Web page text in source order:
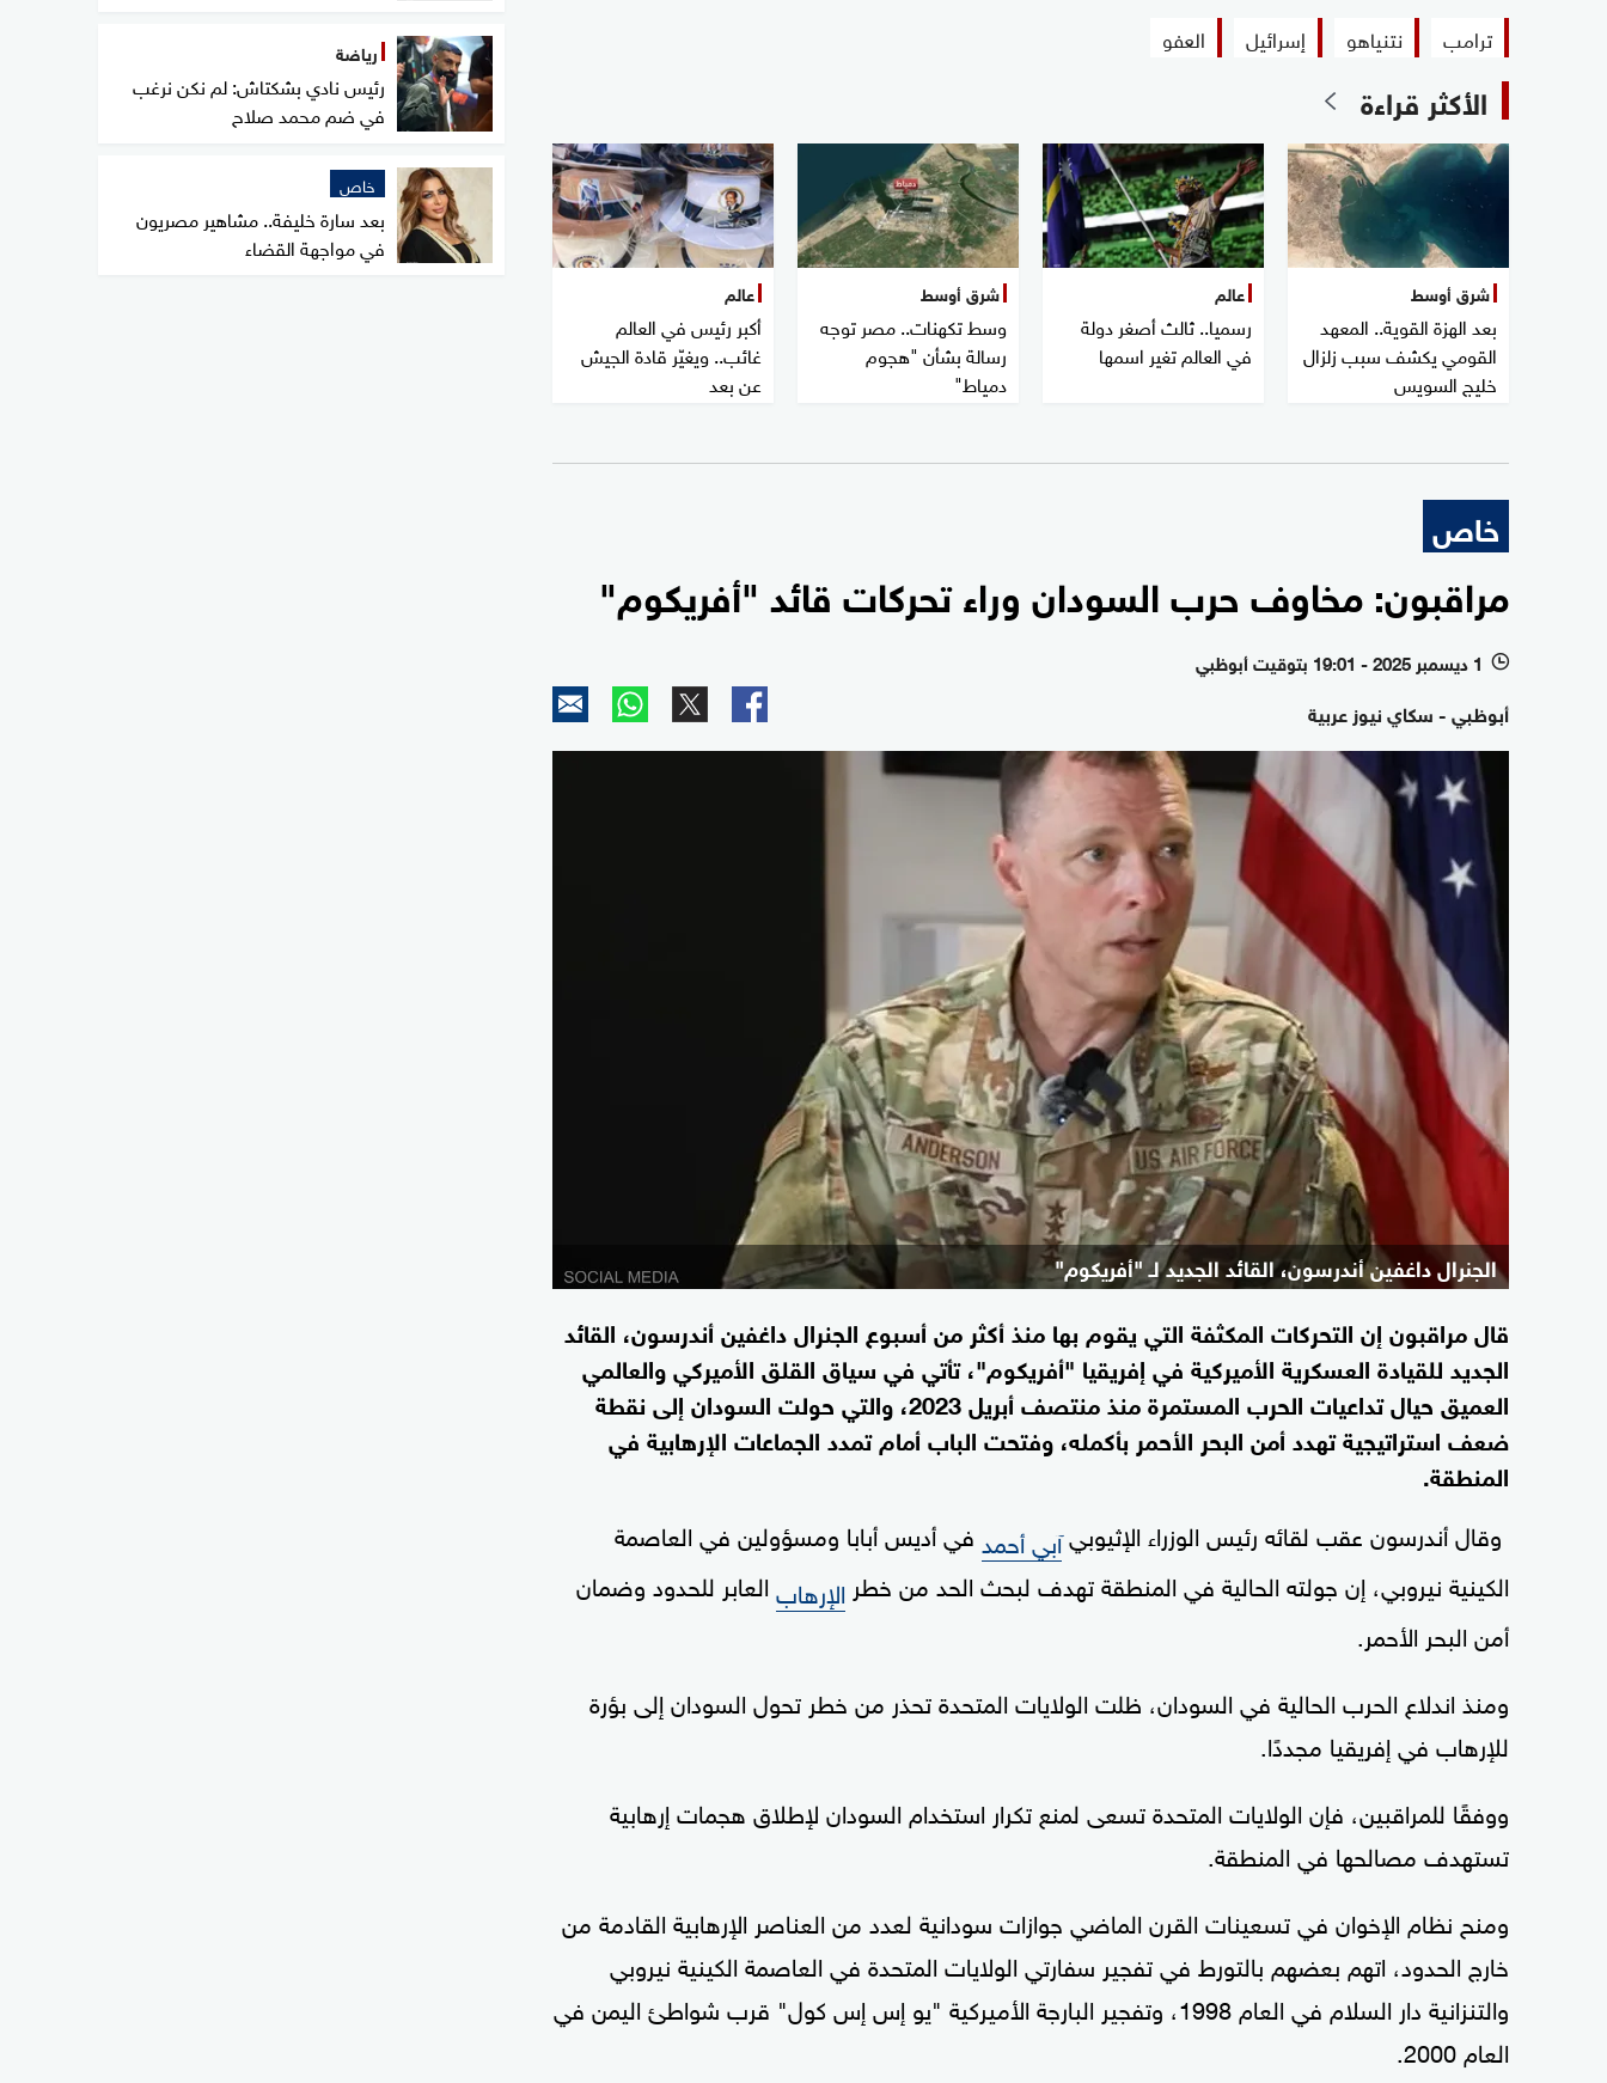
ترامب نتنياهو إسرائيل العفو
الأكثر قراءة
شرق أوسط
بعد الهزة القوية.. المعهد
القومي يكشف سبب زلزال
خليج السويس
عالم
رسميا.. ثالث أصغر دولة
في العالم تغير اسمها
شرق أوسط
وسط تكهنات.. مصر توجه
رسالة بشأن "هجوم
دمياط"
عالم
أكبر رئيس في العالم
غائب.. ويغيّر قادة الجيش
عن بعد
خاص
مراقبون: مخاوف حرب السودان وراء تحركات قائد "أفريكوم"
l 1 ديسمبر 2025 - 19:01 بتوقيت أبوظبي
أبوظبي - سكاي نيوز عربية
الجنرال داغفين أندرسون، القائد الجديد لـ "أفريكوم"
قال مراقبون إن التحركات المكثفة التي يقوم بها منذ أكثر من أسبوع الجنرال داغفين أندرسون، القائد
الجديد للقيادة العسكرية الأميركية في إفريقيا "أفريكوم"، تأتي في سياق القلق الأميركي والعالمي
العميق حيال تداعيات الحرب المستمرة منذ منتصف أبريل 2023، والتي حولت السودان إلى نقطة
ضعف استراتيجية تهدد أمن البحر الأحمر بأكمله، وفتحت الباب أمام تمدد الجماعات الإرهابية في
المنطقة.
وقال أندرسون عقب لقائه رئيس الوزراء الإثيوبيآبي أحمد في أديس أبابا ومسؤولين في العاصمة
الكينية نيروبي، إن جولته الحالية في المنطقة تهدف لبحث الحد من خطر الإرهاب العابر للحدود وضمان
أمن البحر الأحمر.
ومنذ اندلاع الحرب الحالية في السودان، ظلت الولايات المتحدة تحذر من خطر تحول السودان إلى بؤرة
للإرهاب في إفريقيا مجددًا.
ووفقًا للمراقبين، فإن الولايات المتحدة تسعى لمنع تكرار استخدام السودان لإطلاق هجمات إرهابية
تستهدف مصالحها في المنطقة.
ومنح نظام الإخوان في تسعينات القرن الماضي جوازات سودانية لعدد من العناصر الإرهابية القادمة من
خارج الحدود، اتهم بعضهم بالتورط في تفجير سفارتي الولايات المتحدة في العاصمة الكينية نيروبي
والتنزانية دار السلام في العام 1998، وتفجير البارجة الأميركية "يو إس إس كول" قرب شواطئ اليمن في
العام 2000.
رياضة
رئيس نادي بشكتاش: لم نكن نرغب
في ضم محمد صلاح
خاص
بعد سارة خليفة.. مشاهير مصريون
في مواجهة القضاء